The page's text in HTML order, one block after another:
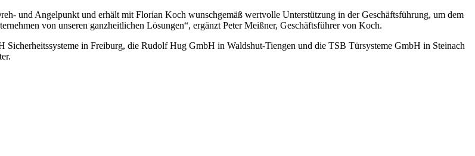
und Angelpunkt und erhält mit Florian Koch wunschgemäß wertvolle Unterstützung in der Geschäftsführung, um dem
von unseren ganzheitlichen Lösungen“, ergänzt Peter Meißner, Geschäftsführer von Koch.
in Freiburg, die Rudolf Hug GmbH in Waldshut-Tiengen und die TSB Türsysteme GmbH in Steinach